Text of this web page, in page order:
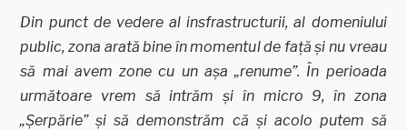
Din punct de vedere al insfrastructurii, al domeniului
public, zona arată bine în momentul de față și nu vreau
să mai avem zone cu un așa „renume”. În perioada
următoare vrem să intrăm și în micro 9, în zona
„Șerpărie” și să demonstrăm că și acolo putem să